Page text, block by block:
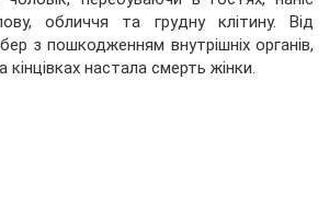
обличчя та грудну клітину. Від
з пошкодженням внутрішніх органів,
кінцівках настала смерть жінки.